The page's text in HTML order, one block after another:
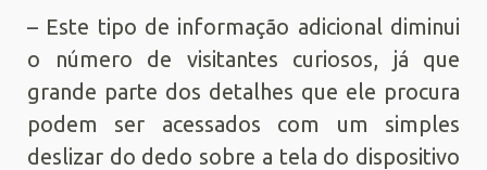
– Este tipo de informação adicional diminui
o número de visitantes curiosos, já que
grande parte dos detalhes que ele procura
podem ser acessados com um simples
deslizar do dedo sobre a tela do dispositivo